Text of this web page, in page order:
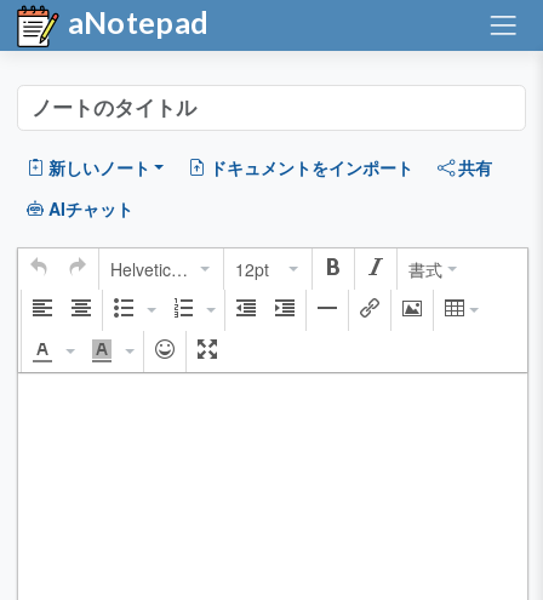
aNotepad
新しいノート ドキュメントをインポート
共有
AIチャット
Helvetica Neue 12pt 書式